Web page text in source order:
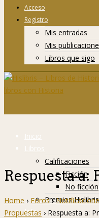
Acceso
Registro
Mis entradas
Mis
Libros que sigo
Inicio
Libros
Calificaciones
Ficción
No ficción
Premios
Info
Respuesta a:
Home › Foros ›
Propuestas › Respuesta a: